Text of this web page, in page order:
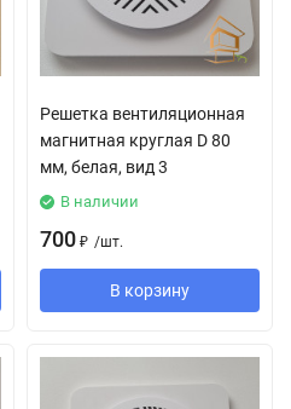
Решетка вентиляционная
магнитная круглая D 80
мм, белая, вид 3
В наличии
700 ₽ /шт.
В корзину